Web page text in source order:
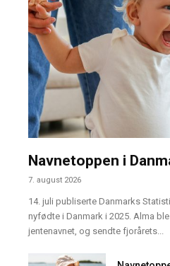
Navnetoppen i
7. august 2026
14. juli publiserte Danmarks
nyfødte i Danmark i 2025. Alma
jentenavnet, og sendte fjorårets...